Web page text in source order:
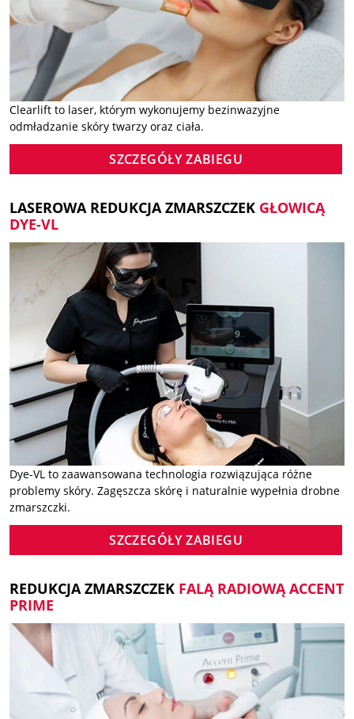
Clearlift to laser, którym wykonujemy bezinwazyjne
odmładzanie skóry twarzy oraz ciała.
SZCZEGÓŁY ZABIEGU
LASEROWA REDUKCJA ZMARSZCZEK GŁOWICĄ
DYE-VL
Dye-VL to zaawansowana technologia rozwiązująca różne
problemy skóry. Zagęszcza skórę i naturalnie wypełnia drobne
zmarszczki.
SZCZEGÓŁY ZABIEGU
REDUKCJA ZMARSZCZEK FALĄ RADIOWĄ ACCENT
PRIME